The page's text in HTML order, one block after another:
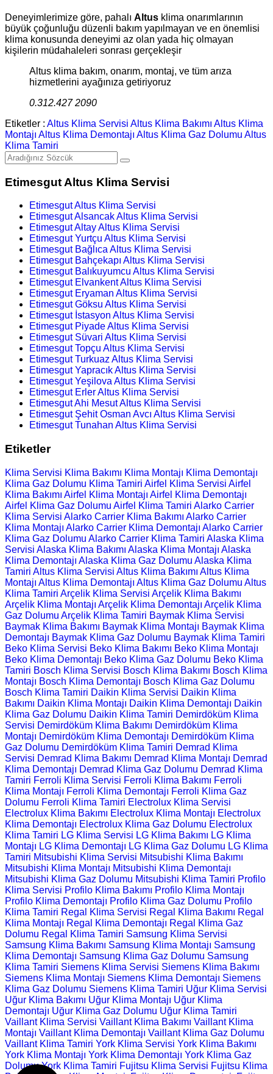
Deneyimlerimize göre, pahalı Altus klima onarımlarının
büyük çoğunluğu düzenli bakım yapılmayan ve en önemlisi
klima konusunda deneyimi az olan yada hiç olmayan
kişilerin müdahaleleri sonrası gerçekleşir
Altus klima bakım, onarım, montaj, ve tüm arıza
hizmetlerini ayağınıza getiriyoruz
0.312.427 2090
Etiketler : Altus Klima Servisi Altus Klima Bakımı Altus Klima
Montajı Altus Klima Demontajı Altus Klima Gaz Dolumu Altus
Klima Tamiri
Etimesgut Altus Klima Servisi
Etimesgut Altus Klima Servisi
Etimesgut Alsancak Altus Klima Servisi
Etimesgut Altay Altus Klima Servisi
Etimesgut Yurtçu Altus Klima Servisi
Etimesgut Bağlıca Altus Klima Servisi
Etimesgut Bahçekapı Altus Klima Servisi
Etimesgut Balıkuyumcu Altus Klima Servisi
Etimesgut Elvankent Altus Klima Servisi
Etimesgut Eryaman Altus Klima Servisi
Etimesgut Göksu Altus Klima Servisi
Etimesgut İstasyon Altus Klima Servisi
Etimesgut Piyade Altus Klima Servisi
Etimesgut Süvari Altus Klima Servisi
Etimesgut Topçu Altus Klima Servisi
Etimesgut Turkuaz Altus Klima Servisi
Etimesgut Yapracık Altus Klima Servisi
Etimesgut Yeşilova Altus Klima Servisi
Etimesgut Erler Altus Klima Servisi
Etimesgut Ahi Mesut Altus Klima Servisi
Etimesgut Şehit Osman Avcı Altus Klima Servisi
Etimesgut Tunahan Altus Klima Servisi
Etiketler
Klima Servisi Klima Bakımı Klima Montajı Klima Demontajı
Klima Gaz Dolumu Klima Tamiri Airfel Klima Servisi Airfel
Klima Bakımı Airfel Klima Montajı Airfel Klima Demontajı
Airfel Klima Gaz Dolumu Airfel Klima Tamiri Alarko Carrier
Klima Servisi Alarko Carrier Klima Bakımı Alarko Carrier
Klima Montajı Alarko Carrier Klima Demontajı Alarko Carrier
Klima Gaz Dolumu Alarko Carrier Klima Tamiri Alaska Klima
Servisi Alaska Klima Bakımı Alaska Klima Montajı Alaska
Klima Demontajı Alaska Klima Gaz Dolumu Alaska Klima
Tamiri Altus Klima Servisi Altus Klima Bakımı Altus Klima
Montajı Altus Klima Demontajı Altus Klima Gaz Dolumu Altus
Klima Tamiri Arçelik Klima Servisi Arçelik Klima Bakımı
Arçelik Klima Montajı Arçelik Klima Demontajı Arçelik Klima
Gaz Dolumu Arçelik Klima Tamiri Baymak Klima Servisi
Baymak Klima Bakımı Baymak Klima Montajı Baymak Klima
Demontajı Baymak Klima Gaz Dolumu Baymak Klima Tamiri
Beko Klima Servisi Beko Klima Bakımı Beko Klima Montajı
Beko Klima Demontajı Beko Klima Gaz Dolumu Beko Klima
Tamiri Bosch Klima Servisi Bosch Klima Bakımı Bosch Klima
Montajı Bosch Klima Demontajı Bosch Klima Gaz Dolumu
Bosch Klima Tamiri Daikin Klima Servisi Daikin Klima
Bakımı Daikin Klima Montajı Daikin Klima Demontajı Daikin
Klima Gaz Dolumu Daikin Klima Tamiri Demirdöküm Klima
Servisi Demirdöküm Klima Bakımı Demirdöküm Klima
Montajı Demirdöküm Klima Demontajı Demirdöküm Klima
Gaz Dolumu Demirdöküm Klima Tamiri Demrad Klima
Servisi Demrad Klima Bakımı Demrad Klima Montajı Demrad
Klima Demontajı Demrad Klima Gaz Dolumu Demrad Klima
Tamiri Ferroli Klima Servisi Ferroli Klima Bakımı Ferroli
Klima Montajı Ferroli Klima Demontajı Ferroli Klima Gaz
Dolumu Ferroli Klima Tamiri Electrolux Klima Servisi
Electrolux Klima Bakımı Electrolux Klima Montajı Electrolux
Klima Demontajı Electrolux Klima Gaz Dolumu Electrolux
Klima Tamiri LG Klima Servisi LG Klima Bakımı LG Klima
Montajı LG Klima Demontajı LG Klima Gaz Dolumu LG Klima
Tamiri Mitsubishi Klima Servisi Mitsubishi Klima Bakımı
Mitsubishi Klima Montajı Mitsubishi Klima Demontajı
Mitsubishi Klima Gaz Dolumu Mitsubishi Klima Tamiri Profilo
Klima Servisi Profilo Klima Bakımı Profilo Klima Montajı
Profilo Klima Demontajı Profilo Klima Gaz Dolumu Profilo
Klima Tamiri Regal Klima Servisi Regal Klima Bakımı Regal
Klima Montajı Regal Klima Demontajı Regal Klima Gaz
Dolumu Regal Klima Tamiri Samsung Klima Servisi
Samsung Klima Bakımı Samsung Klima Montajı Samsung
Klima Demontajı Samsung Klima Gaz Dolumu Samsung
Klima Tamiri Siemens Klima Servisi Siemens Klima Bakımı
Siemens Klima Montajı Siemens Klima Demontajı Siemens
Klima Gaz Dolumu Siemens Klima Tamiri Uğur Klima Servisi
Uğur Klima Bakımı Uğur Klima Montajı Uğur Klima
Demontajı Uğur Klima Gaz Dolumu Uğur Klima Tamiri
Vaillant Klima Servisi Vaillant Klima Bakımı Vaillant Klima
Montajı Vaillant Klima Demontajı Vaillant Klima Gaz Dolumu
Vaillant Klima Tamiri York Klima Servisi York Klima Bakımı
York Klima Montajı York Klima Demontajı York Klima Gaz
Dolumu York Klima Tamiri Fujitsu Klima Servisi Fujitsu Klima